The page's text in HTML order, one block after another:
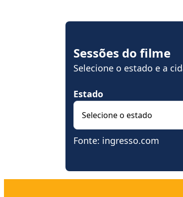
Sessões do filme
Selecione o estado e a
Estado
Fonte: ingresso.com